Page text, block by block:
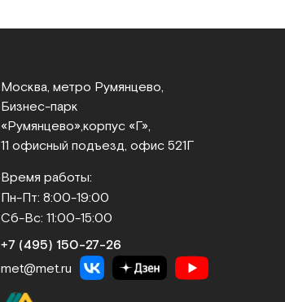
Москва, метро Румянцево,
Бизнес‑парк
«Румянцево», корпус «Г»,
11 офисный подъезд, офис 521Г
Время работы:
Пн-Пт: 8:00-19:00
Сб-Вс: 11:00-15:00
+7 (495) 150‑27‑26
met@met.ru